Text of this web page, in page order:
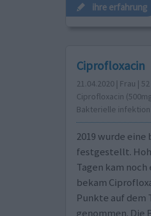
ihre erfahrung
Ciprofloxacin
21.04.2020 | Frau | 52
Ciprofloxacin
Bakterielle infektion
2019 wurde
festgestellt.
Tagen kam
bekam
Punkte auf dem
genommen. Die